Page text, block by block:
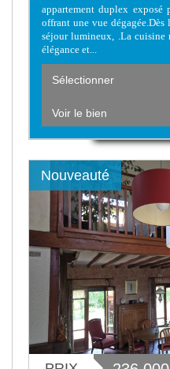
appartement duplex
offrant une vue
séjour lumineux, .La cuisine
élégance et...
Sélectionner
Voir le bien
Nouveauté